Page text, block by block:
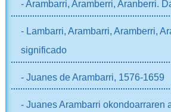
- Arambarri, Aramberri, Aranberri.
- Lambarri, Arambarri, Aramberri,
significado
- Juanes de Arambarri, 1576-1659
- Juanes Arambarri okondoarraren